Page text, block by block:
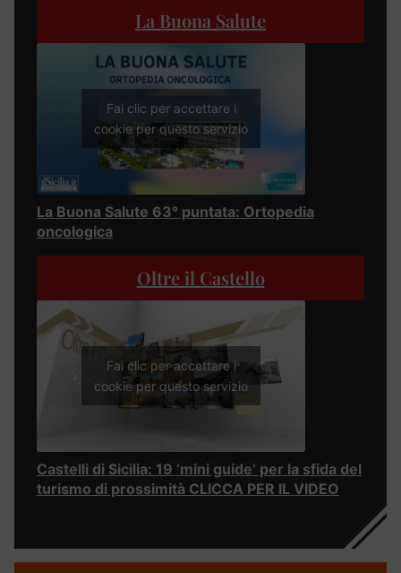
La Buona Salute
Fai clic per accettare i
cookie per questo servizio
La Buona Salute 63° puntata: Ortopedia
oncologica
Oltre il Castello
Fai clic per accettare i
cookie per questo servizio
Castelli di Sicilia: 19 ‘mini guide’ per la sfida del
turismo di prossimità CLICCA PER IL VIDEO